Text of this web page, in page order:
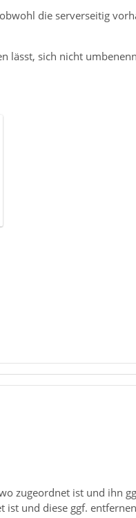
die serverseitig
lässt, sich nicht
zugeordnet ist und ihn
ist und diese ggf. entfernen